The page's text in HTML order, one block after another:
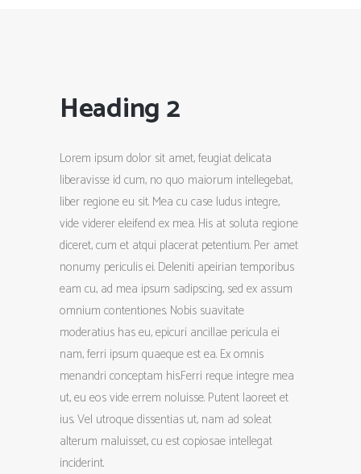
Heading 2
Lorem ipsum dolor sit amet, feugiat delicata
liberavisse id cum, no quo maiorum intellegebat,
liber regione eu sit. Mea cu case ludus integre,
vide viderer eleifend ex mea. His at soluta regione
diceret, cum et atqui placerat petentium. Per amet
nonumy periculis ei. Deleniti apeirian temporibus
eam cu, ad mea ipsum sadipscing, sed ex assum
omnium contentiones. Nobis suavitate
moderatius has eu, epicuri ancillae pericula ei
nam, ferri ipsum quaeque est ea. Ex omnis
menandri conceptam his.Ferri reque integre mea
ut, eu eos vide errem noluisse. Putent laoreet et
ius. Vel utroque dissentias ut, nam ad soleat
alterum maluisset, cu est copiosae intellegat
inciderint.